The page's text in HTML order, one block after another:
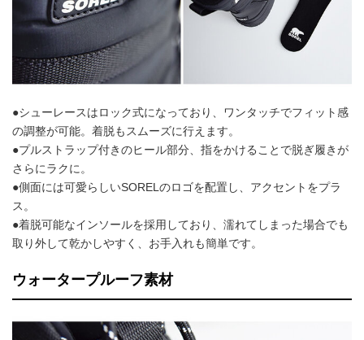
●シューレースはロック式になっており、ワンタッチでフィット感
の調整が可能。着脱もスムーズに行えます。
●プルストラップ付きのヒール部分、指をかけることで脱ぎ履きが
さらにラクに。
●側面には可愛らしいSORELのロゴを配置し、アクセントをプラ
ス。
●着脱可能なインソールを採用しており、濡れてしまった場合でも
取り外して乾かしやすく、お手入れも簡単です。
ウォータープルーフ素材